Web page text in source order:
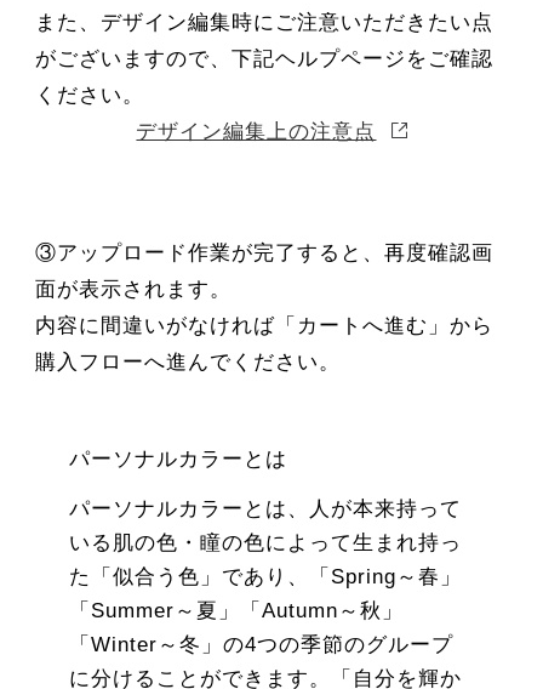
また、デザイン編集時にご注意いただきたい点
がございますので、下記ヘルプページをご確認
ください。
デザイン編集上の注意点
③アップロード作業が完了すると、再度確認画
面が表示されます。
内容に間違いがなければ「カートへ進む」から
購入フローへ進んでください。
パーソナルカラーとは
パーソナルカラーとは、人が本来持って
いる肌の色・瞳の色によって生まれ持っ
た「似合う色」であり、「Spring～春」
「Summer～夏」「Autumn～秋」
「Winter～冬」の4つの季節のグループ
に分けることができます。「自分を輝か